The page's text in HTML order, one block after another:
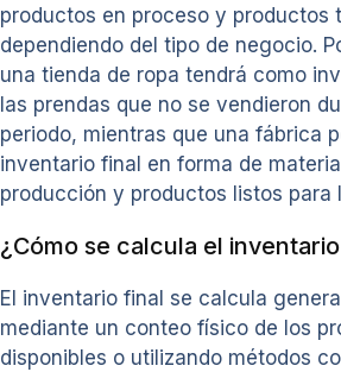
productos en proceso y productos
dependiendo del tipo de negocio.
una tienda de ropa tendrá como
las prendas que no se vendieron
periodo, mientras que una fábrica
inventario final en forma de
producción y productos listos para
¿Cómo se calcula el
El inventario final se calcula
mediante un conteo físico de los
disponibles o utilizando métodos